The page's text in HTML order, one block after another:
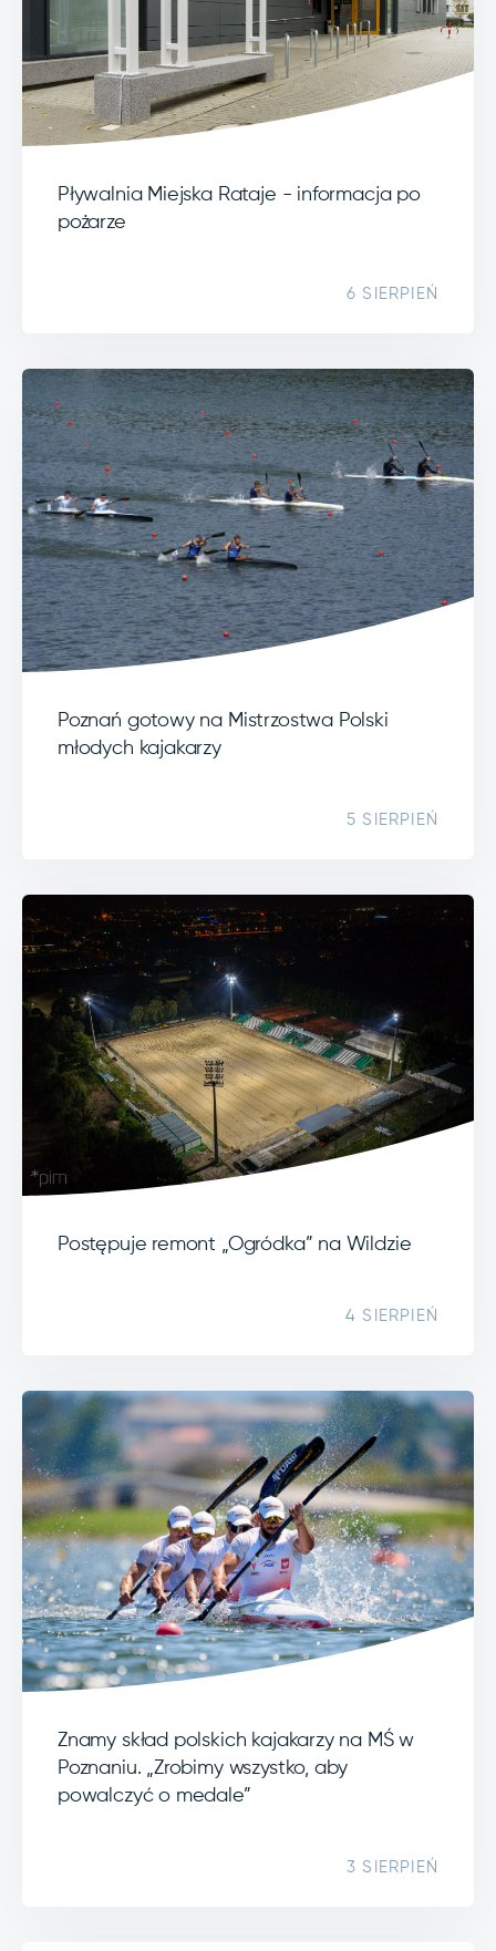
Pływalnia Miejska Rataje - informacja po
pożarze
6 SIERPIEŃ
Poznań gotowy na Mistrzostwa Polski
młodych kajakarzy
5 SIERPIEŃ
Postępuje remont „Ogródka” na Wildzie
4 SIERPIEŃ
Znamy skład polskich kajakarzy na MŚ w
Poznaniu. „Zrobimy wszystko, aby
powalczyć o medale”
3 SIERPIEŃ